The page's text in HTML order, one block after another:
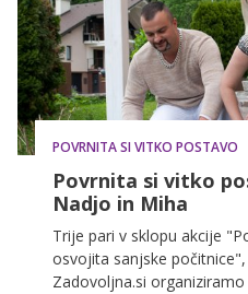
smo se s strokovnjakom
Kravosom, dr. med.,
Žalca, ki nam je razkril,
za debelost pri ženskah,
ali je teža posameznika
POVRNITA SI VITKO POSTAVO
Povrnita si vitko
Nadjo in Miha
Trije pari v sklopu akcije
osvojita sanjske
Zadovoljna.si